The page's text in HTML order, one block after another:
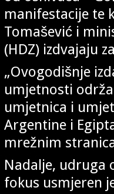
manifestacije te
Tomašević i
(HDZ) izdvajaju
„Ovogodišnje
umjetnosti
umjetnica i
Argentine i
mrežnim
Nadalje, udruga
fokus usmjeren